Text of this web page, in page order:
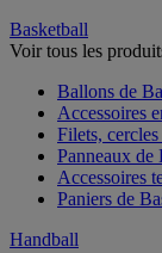
Basketball
Voir tous les
Ballons de
Accessoires
Filets,
Panneaux de
Accessoires
Paniers de
Handball